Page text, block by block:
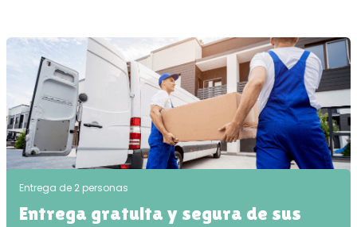
Entrega de 2 personas
Entrega gratuita y segura de sus